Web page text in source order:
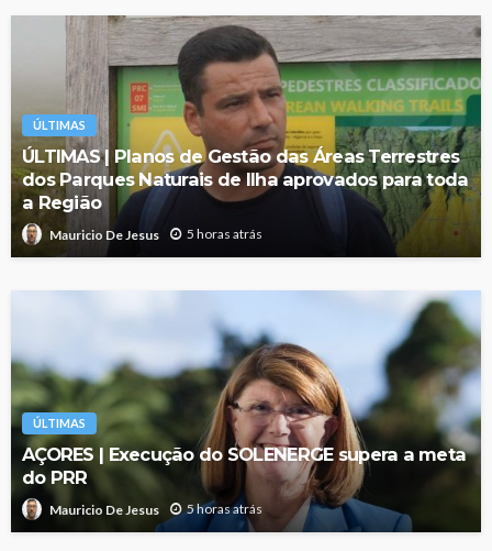
ÚLTIMAS
ÚLTIMAS | Planos de Gestão das Áreas Terrestres
dos Parques Naturais de Ilha aprovados para toda
a Região
Mauricio De Jesus 5 horas atrás
ÚLTIMAS
AÇORES | Execução do SOLENERGE supera a meta
do PRR
Mauricio De Jesus 5 horas atrás